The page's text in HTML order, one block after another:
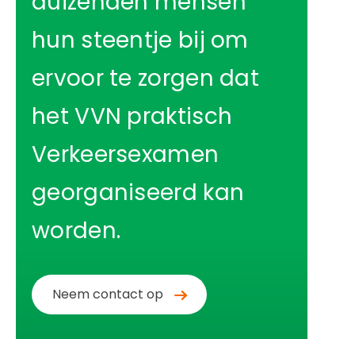
e
i
h
o
u
g
a
a
u
hun steentje bij om
ervoor te zorgen dat
het VVN praktisch
Verkeersexamen
georganiseerd kan
worden.
Neem contact op